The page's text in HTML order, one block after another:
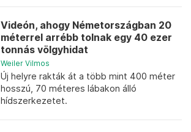
Videón, ahogy Németországban 20
méterrel arrébb tolnak egy 40 ezer
tonnás völgyhidat
Weiler Vilmos
Új helyre rakták át a több mint 400 méter
hosszú, 70 méteres lábakon álló
hídszerkezetet.